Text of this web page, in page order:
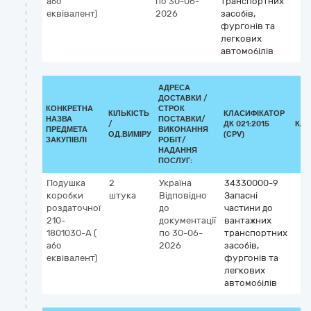
еквівалент)
2026
засобів,
фургонів та
легкових
автомобілів
КОНКРЕТНА
НАЗВА
ПРЕДМЕТА
ЗАКУПІВЛІ
КІЛЬКІСТЬ
/
ОД.ВИМІРУ
АДРЕСА
ДОСТАВКИ /
СТРОК
ПОСТАВКИ/
ВИКОНАННЯ
РОБІТ/
НАДАННЯ
ПОСЛУГ:
КЛАСИФІКАТОР
ДК 021:2015
(CPV)
Подушка
коробки
роздаточної
210-
1801030-А (
або
еквівалент)
2
штука
Україна
Відповідно
до
документації
по 30-06-
2026
34330000-9
Запасні
частини до
вантажних
транспортних
засобів,
фургонів та
легкових
автомобілів